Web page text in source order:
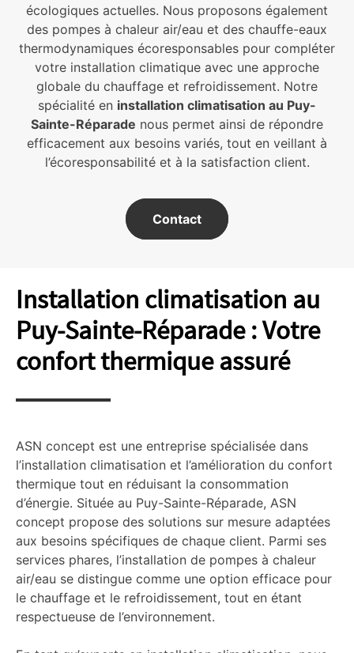
écologiques actuelles. Nous proposons également
des pompes à chaleur air/eau et des chauffe-eaux
thermodynamiques écoresponsables pour compléter
votre installation climatique avec une approche
globale du chauffage et refroidissement. Notre
spécialité en installation climatisation au Puy-
Sainte-Réparade nous permet ainsi de répondre
efficacement aux besoins variés, tout en veillant à
l’écoresponsabilité et à la satisfaction client.
Contact
Installation climatisation au
Puy-Sainte-Réparade : Votre
confort thermique assuré
ASN concept est une entreprise spécialisée dans
l’installation climatisation et l’amélioration du confort
thermique tout en réduisant la consommation
d’énergie. Située au Puy-Sainte-Réparade, ASN
concept propose des solutions sur mesure adaptées
aux besoins spécifiques de chaque client. Parmi ses
services phares, l’installation de pompes à chaleur
air/eau se distingue comme une option efficace pour
le chauffage et le refroidissement, tout en étant
respectueuse de l’environnement.